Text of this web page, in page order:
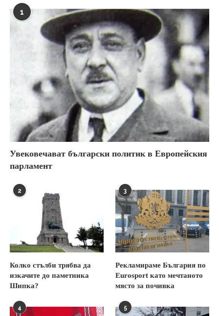
1
Увековечават български политик в Европейския
парламент
2
Колко стълби трябва да
изкачите до паметника
Шипка?
3
Рекламираме България по
Eurosport като мечтаното
място за почивка
4 5